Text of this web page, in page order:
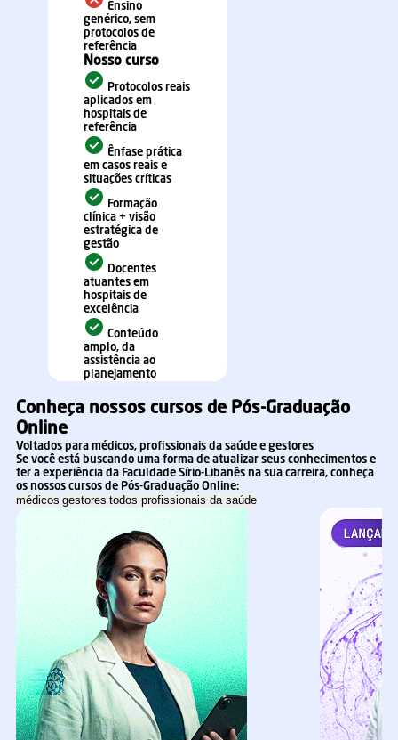
Ensino
genérico, sem
protocolos de
referência
Nosso curso
Protocolos reais
aplicados em
hospitais de
referência
Ênfase prática
em casos reais e
situações críticas
Formação
clínica + visão
estratégica de
gestão
Docentes
atuantes em
hospitais de
excelência
Conteúdo
amplo, da
assistência ao
planejamento
Conheça nossos cursos de Pós-Graduação
Online
Voltados para médicos, profissionais da saúde e gestores
Se você está buscando uma forma de atualizar seus conhecimentos e
ter a experiência da Faculdade Sírio-Libanês na sua carreira, conheça
os nossos cursos de Pós-Graduação Online:
médicos gestores todos profissionais da saúde